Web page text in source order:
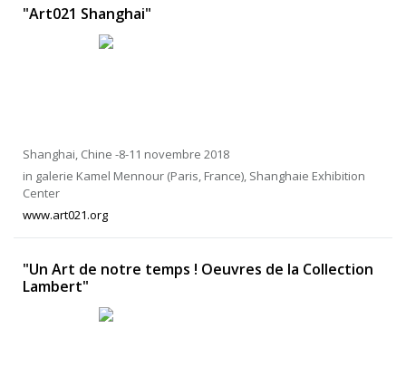
"Art021 Shanghai"
Shanghai, Chine -8-11 novembre 2018
in galerie Kamel Mennour (Paris, France), Shanghaie Exhibition
Center
www.art021.org
"Un Art de notre temps ! Oeuvres de la Collection
Lambert"